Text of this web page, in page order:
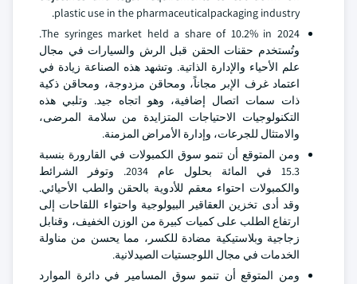
plastic use in the pharmaceuticalpackaging industry.
The syringes market held a share of 10.2% in 2024.
وتُستخدم حقنات الحقن قبل الرش والسيارات في مجال
علم الأحياء والإدارة الذاتية. وتشهد هذه الصناعة زيادة في
اعتماد غرف الإبر مجاناً، ومحاقن مزدوجة، ومحاقن ذكية
ذات سمات اتصال إضافية، وهو اتجاه جيد. وتلبي هذه
التكنولوجيات الاحتياجات المتزايدة من سلامة المرضى،
والامتثال للجرعات، وإدارة الأمراض المزمنة.
ومن المتوقع أن تنمو سوق الكمبولات في القارورة بنسبة
15.3 في المائة بحلول عام 2034. وتوفر الشرائط
والكمبولات احتواء معقم للأدوية بالحقن والطب الأحيائي.
وقد أدى تخزين العقاقير البيولوجية واحتواء اللقاحات إلى
ارتفاع الطلب على كميات كبيرة من الوزن الخفيف، وقنابل
زجاجية وبلاستيكية مضادة للكسر، مما يحسن من مناولة
الخدمات في مجال اللوجستيات الصيدلانية.
ومن المتوقع أن تنمو سوق المسامير في دائرة الموارد